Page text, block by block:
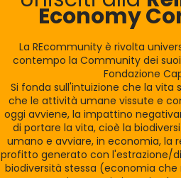
Economy
La REcommunity è rivolta
contempo la Community dei
Fondazione
Si fonda sull'intuizione che la vita
che le attività umane vissute e
oggi avviene, la impattino
di portare la vita, cioè la
umano e avviare, in economia, la
profitto generato con l'estrazione/
biodiversità stessa (economia